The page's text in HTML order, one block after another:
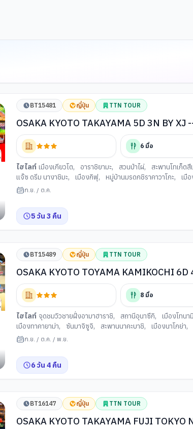
BT15481 ญี่ปุ่น TTN TOUR
OSAKA KYOTO TAKAYAMA 5D 3N BY XJ
วะ ละมุน คันไซอบอุ่นมากแม่
6 มื้อ
ไฮไลท์ เมืองเกียวโต, อาราชิยามะ, สวนป่าไผ่, สะพานโทเก็ตสึ
แจ๊ซ ดรีม นางาชิมะ, เมืองกิฟุ, หมู่บ้านมรดกชิราคาวาโกะ, เมื
ว่าการอำเภอเก่าเมืองทาคายาม่า
ก.ย. / ต.ค.
5 วัน 3 คืน
BT15489 ญี่ปุ่น TTN TOUR
OSAKA KYOTO TOYAMA KAMIKOCHI
ตาร์..รถไฟสายโรแมนติก พิชิตคามิโคจิ วิวหลักล้
8 มื้อ
ไฮไลท์ จุดชมวิวชายฝั่งอามาฮาราชิ, สถานีอุนาซึกิ, เมืองโทนามิ
เมืองทาคายาม่า, ซันมาจิซูจิ, สะพานนาคะบาชิ, เมืองนาโกย่า,
วโตก.ย. / ต.ค. / พ.ย.
6 วัน 4 คืน
BT16147 ญี่ปุ่น TTN TOUR
OSAKA KYOTO TAKAYAMA FUJI TOKYO